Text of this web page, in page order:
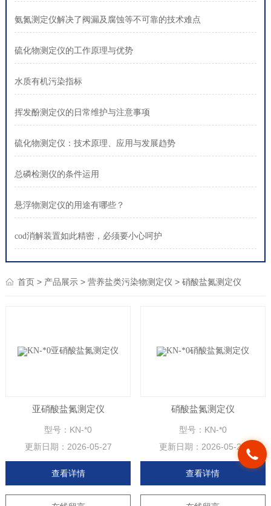
氨氮测定仪解决了阀漏及腐蚀等不可靠的技术难点
硫化物测定仪的工作原理与优势
水质有机污染指标
挥发酚测定仪的日常维护与注意事项
硫化物测定仪：技术原理、应用与发展趋势
总磷检测仪的条件运用
悬浮物测定仪的用途有哪些？
cod消解装置如此精密，必须要小心呵护
首页> 产品展示> 营养盐类污染物测定仪 > 硝酸盐氮测定仪
亚硝酸盐氮测定仪
型号：KN-*0
更新日期： 2026-05-27
查看详情
硝酸盐氮测定仪
型号：KN-*0
更新日期： 2026-05-27
查看详情